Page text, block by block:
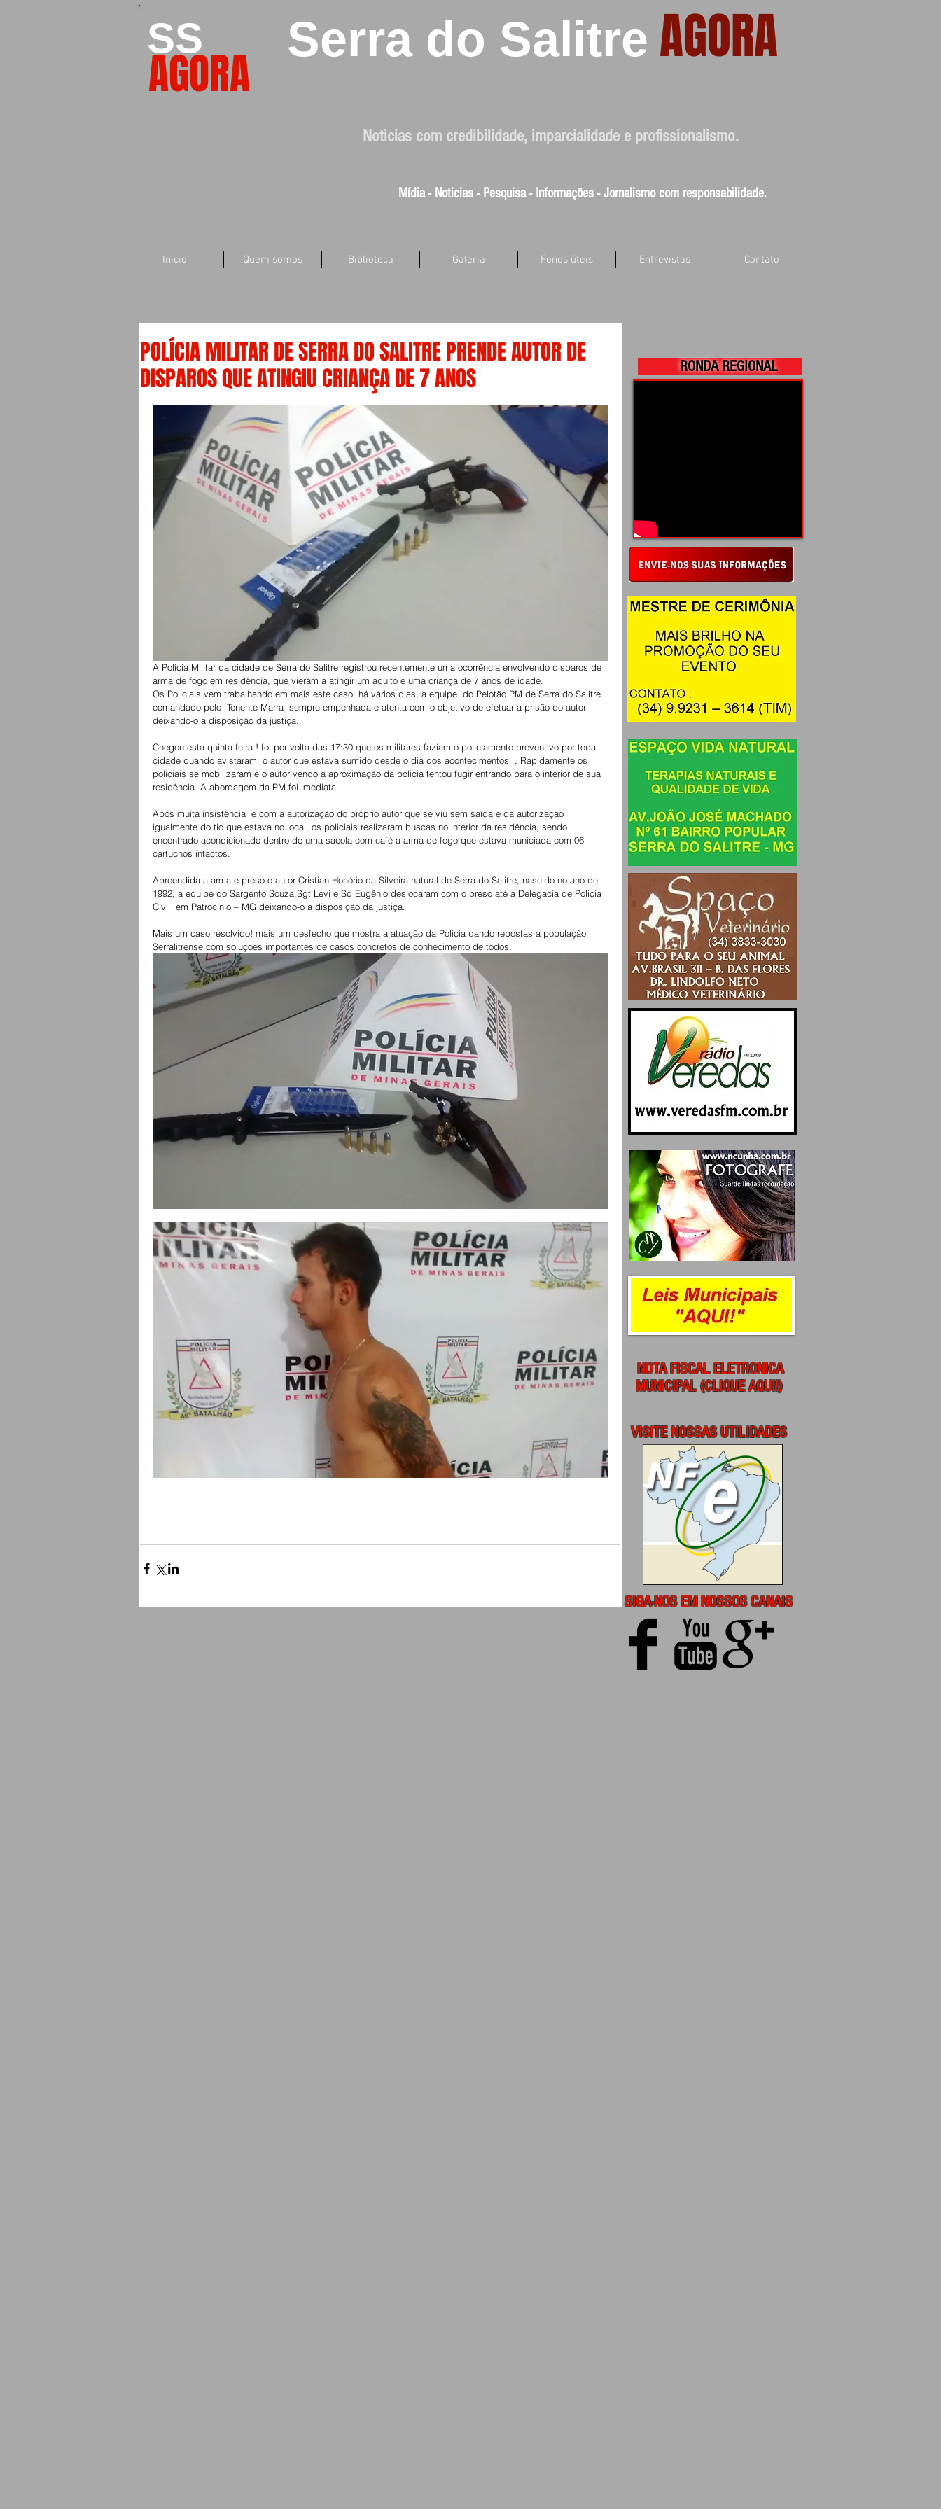
SS
AGORA
Serra do Salitre AGORA
Noticias com credibilidade, imparcialidade e profissionalismo.
Mídia - Noticias - Pesquisa - Informações - Jornalismo com responsabilidade.
Inicio Quem somos Biblioteca Galeria Fones úteis Entrevistas Contato
POLÍCIA MILITAR DE SERRA DO SALITRE PRENDE AUTOR DE
DISPAROS QUE ATINGIU CRIANÇA DE 7 ANOS
A Polícia Militar da cidade de Serra do Salitre registrou recentemente uma ocorrência envolvendo disparos de
arma de fogo em residência, que vieram a atingir um adulto e uma criança de 7 anos de idade.
Os Policiais vem trabalhando em mais este caso  há vários dias, a equipe  do Pelotão PM de Serra do Salitre
comandado pelo  Tenente Marra  sempre empenhada e atenta com o objetivo de efetuar a prisão do autor
deixando-o a disposição da justiça.
Chegou esta quinta feira ! foi por volta das 17:30 que os militares faziam o policiamento preventivo por toda
cidade quando avistaram  o autor que estava sumido desde o dia dos acontecimentos  . Rapidamente os
policiais se mobilizaram e o autor vendo a aproximação da policia tentou fugir entrando para o interior de sua
residência. A abordagem da PM foi imediata.
Após muita insistência  e com a autorização do próprio autor que se viu sem saída e da autorização
igualmente do tio que estava no local, os policiais realizaram buscas no interior da residência, sendo
encontrado acondicionado dentro de uma sacola com café a arma de fogo que estava municiada com 06
cartuchos intactos.
Apreendida a arma e preso o autor Cristian Honório da Silveira natural de Serra do Salitre, nascido no ano de
1992, a equipe do Sargento Souza,Sgt Levi e Sd Eugênio deslocaram com o preso até a Delegacia de Policia
Civil  em Patrocinio – MG deixando-o a disposição da justiça.
Mais um caso resolvido! mais um desfecho que mostra a atuação da Polícia dando repostas a população
Serralitrense com soluções importantes de casos concretos de conhecimento de todos.
RONDA REGIONAL
NOTA FISCAL ELETRONICA
MUNICIPAL (CLIQUE AQUI!)
VISITE NOSSAS UTILIDADES
SIGA-NOS EM NOSSOS CANAIS